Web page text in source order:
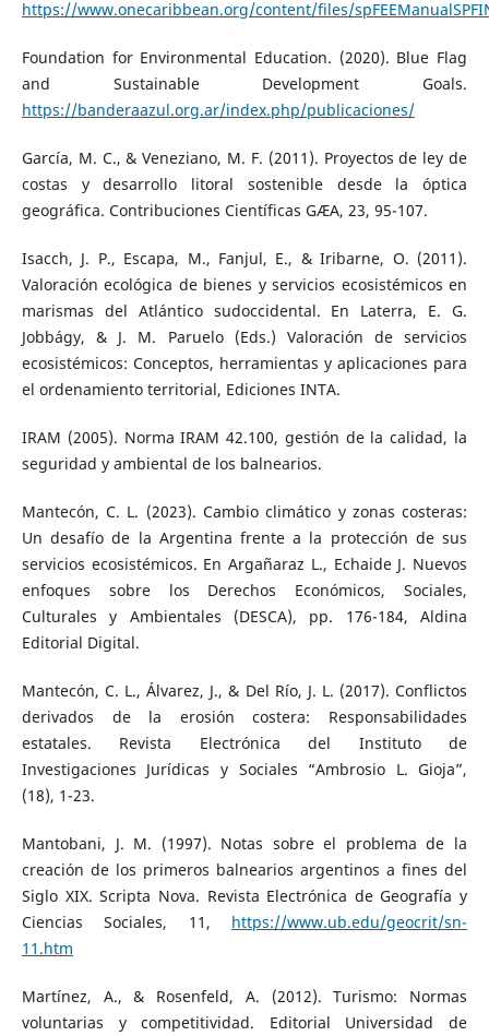
https://www.onecaribbean.org/content/files/
Foundation for Environmental Education. (2020). Blue Flag
and Sustainable Development Goals.
https://banderaazul.org.ar/index.php/publicaciones/
García, M. C., & Veneziano, M. F. (2011). Proyectos de ley de
costas y desarrollo litoral sostenible desde la óptica
geográfica. Contribuciones Científicas GÆA, 23, 95-107.
Isacch, J. P., Escapa, M., Fanjul, E., & Iribarne, O. (2011).
Valoración ecológica de bienes y servicios ecosistémicos en
marismas del Atlántico sudoccidental. En Laterra, E. G.
Jobbágy, & J. M. Paruelo (Eds.) Valoración de servicios
ecosistémicos: Conceptos, herramientas y aplicaciones para
el ordenamiento territorial, Ediciones INTA.
IRAM (2005). Norma IRAM 42.100, gestión de la calidad, la
seguridad y ambiental de los balnearios.
Mantecón, C. L. (2023). Cambio climático y zonas costeras:
Un desafío de la Argentina frente a la protección de sus
servicios ecosistémicos. En Argañaraz L., Echaide J. Nuevos
enfoques sobre los Derechos Económicos, Sociales,
Culturales y Ambientales (DESCA), pp. 176-184, Aldina
Editorial Digital.
Mantecón, C. L., Álvarez, J., & Del Río, J. L. (2017). Conflictos
derivados de la erosión costera: Responsabilidades
estatales. Revista Electrónica del Instituto de
Investigaciones Jurídicas y Sociales “Ambrosio L. Gioja”,
(18), 1-23.
Mantobani, J. M. (1997). Notas sobre el problema de la
creación de los primeros balnearios argentinos a fines del
Siglo XIX. Scripta Nova. Revista Electrónica de Geografía y
Ciencias Sociales, 11, https://www.ub.edu/geocrit/sn-
11.htm
Martínez, A., & Rosenfeld, A. (2012). Turismo: Normas
voluntarias y competitividad. Editorial Universidad de